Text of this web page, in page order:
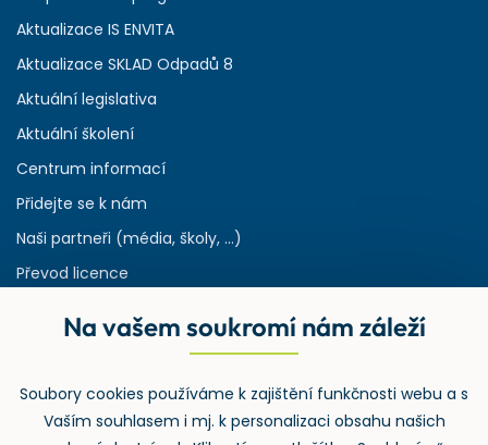
Aktualizace IS ENVITA
Aktualizace SKLAD Odpadů 8
Aktuální legislativa
Aktuální školení
Centrum informací
Přidejte se k nám
Naši partneři (média, školy, ...)
Převod licence
Rejstřík používaných zkratek v odpadech
Zpětný odběr
Na vašem soukromí nám záleží
Soubory cookies používáme k zajištění funkčnosti webu a s
Vaším souhlasem i mj. k personalizaci obsahu našich